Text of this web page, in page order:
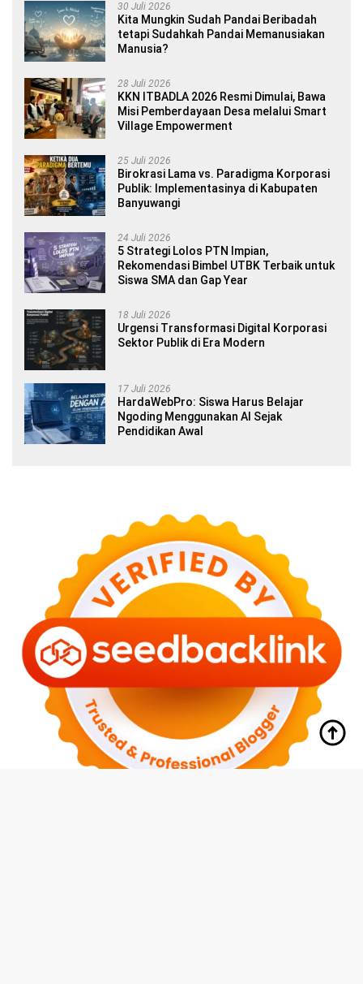
30 Juli 2026
Kita Mungkin Sudah Pandai Beribadah
tetapi Sudahkah Pandai Memanusiakan
Manusia?
28 Juli 2026
KKN ITBADLA 2026 Resmi Dimulai, Bawa
Misi Pemberdayaan Desa melalui Smart
Village Empowerment
25 Juli 2026
Birokrasi Lama vs. Paradigma Korporasi
Publik: Implementasinya di Kabupaten
Banyuwangi
24 Juli 2026
5 Strategi Lolos PTN Impian,
Rekomendasi Bimbel UTBK Terbaik untuk
Siswa SMA dan Gap Year
18 Juli 2026
Urgensi Transformasi Digital Korporasi
Sektor Publik di Era Modern
17 Juli 2026
HardaWebPro: Siswa Harus Belajar
Ngoding Menggunakan AI Sejak
Pendidikan Awal